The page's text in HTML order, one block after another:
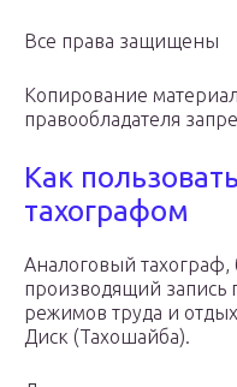
Все права защищены
Копирование
правообладателя
Как
тахографом
Аналоговый тахограф,
производящий запись
режимов труда и
Диск (Тахошайба).